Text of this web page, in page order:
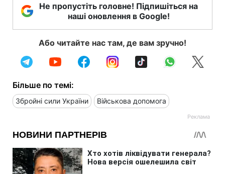
Не пропустіть головне! Підпишіться на
наші оновлення в Google!
Або читайте нас там, де вам зручно!
Більше по темі:
Збройні сили України Військова допомога